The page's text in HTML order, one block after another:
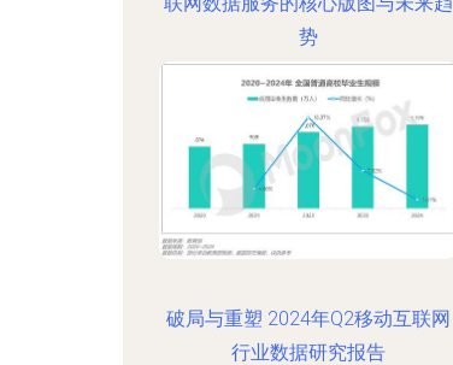
势
破局与重塑 2024年Q2移动互联网
行业数据研究报告